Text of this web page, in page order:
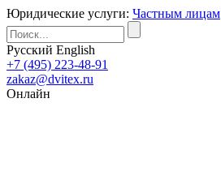
Юридические услуги: Частным лицам
Русский English
+7 (495) 223-48-91
zakaz@dvitex.ru
Онлайн